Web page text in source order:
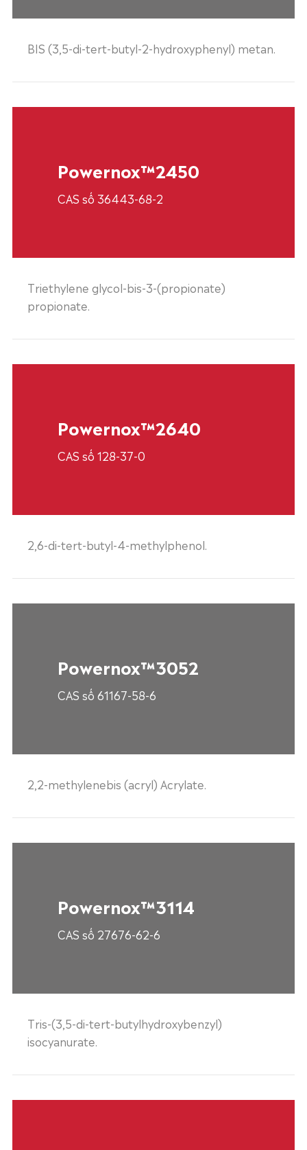
BIS (3,5-di-tert-butyl-2-hydroxyphenyl) metan.
Powernox™2450
CAS số 36443-68-2
Triethylene glycol-bis-3-(propionate)
propionate.
Powernox™2640
CAS số 128-37-0
2,6-di-tert-butyl-4-methylphenol.
Powernox™3052
CAS số 61167-58-6
2,2-methylenebis (acryl) Acrylate.
Powernox™3114
CAS số 27676-62-6
Tris-(3,5-di-tert-butylhydroxybenzyl)
isocyanurate.